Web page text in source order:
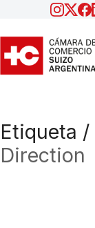
Etiqueta /
Direction